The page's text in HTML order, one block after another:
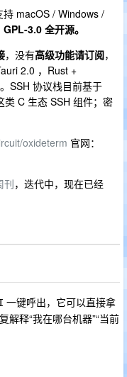
macOS / Windows /
3.0 全开源。
，没有高级功能请订阅，
2.0 ，Rust +
SSH 协议栈目前基于
C 生态 SSH 组件；密
oxideterm 官网：
刊，迭代中，现在已经
一键呼出，它可以直接拿
解释“我在哪台机器”“当前